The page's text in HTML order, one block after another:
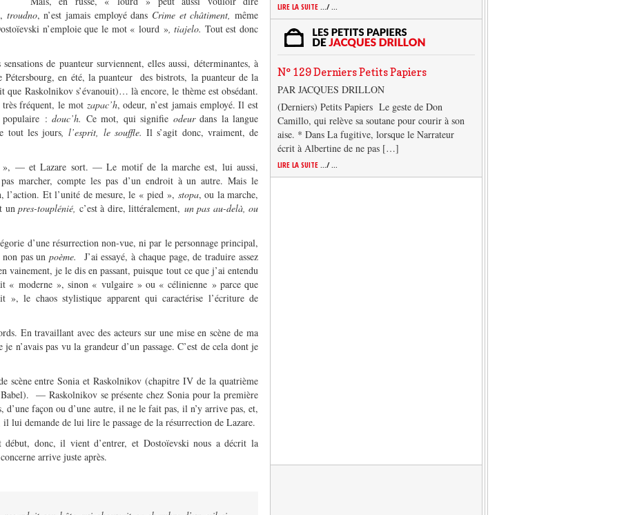
troudno, n’est jamais employé dans Crime et châtiment,même
n’emploie que le mot « lourd », tiajelo. Tout est donc
de puanteur surviennent, elles aussi, déterminantes, à
en été, la puanteur des bistrots, la puanteur de la
Raskolnikov s’évanouit)… là encore, le thème est obsédant.
très fréquent, le mot zapac’h, odeur, n’est jamais employé. Il est
populaire :douc’h. Ce mot, qui signifie odeurdans la langue
tout les jours, l’esprit, le souffle. Il s’agit donc, vraiment, de
», — et Lazare sort. — Le motif de la marche est, lui aussi,
marcher, compte les pas d’un endroit à un autre. Mais le
l’action. Et l’unité de mesure, le « pied », stopa, ou la marche,
un pres-touplénié, c’est à dire, littéralement, un pas au-delà, ou
d’une résurrection non-vue, ni par le personnage principal,
non pas unpoème.
J’ai essayé, à chaque page, de traduire assez
je le dis en passant, puisque tout ce que j’ai entendu
« moderne », sinon « vulgaire » ou « célinienne » parce que
», le chaos stylistique apparent qui caractérise l’écriture de
En travaillant avec des acteurs sur une mise en scène de ma
n’avais pas vu la grandeur d’un passage. C’est de cela dont je
scène entre Sonia et Raskolnikov (chapitre IV de la quatrième
— Raskolnikov se présente chez Sonia pour la première
façon ou d’une autre, il ne le fait pas, il n’y arrive pas, et,
lui demande de lui lire le passage de la résurrection de Lazare.
donc, il vient d’entrer, et Dostoïevski nous a décrit la
arrive juste après.
LIRE LA SUITE .../ ...
N° 129 Derniers Petits Papiers
PAR JACQUES DRILLON
(Derniers) Petits Papiers Le geste de Don
Camillo, qui relève sa soutane pour courir à son
aise. * Dans La fugitive, lorsque le Narrateur
écrit à Albertine de ne pas […]
LIRE LA SUITE .../ ...